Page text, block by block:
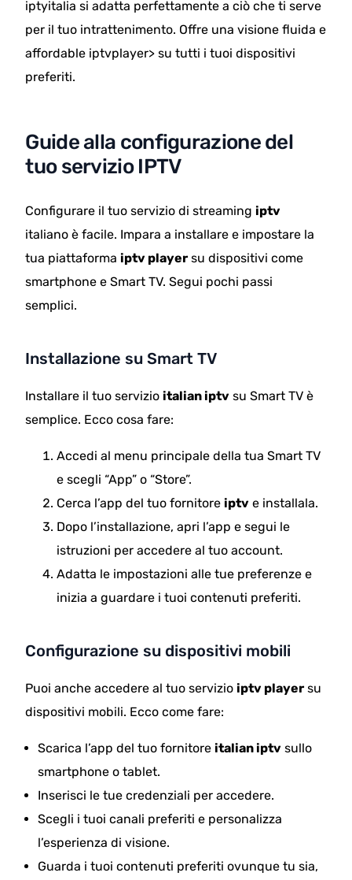
iptyitalia si adatta perfettamente a ciò che ti serve
per il tuo intrattenimento. Offre una visione fluida e
affordable iptvplayer> su tutti i tuoi dispositivi
preferiti.
Guide alla configurazione del
tuo servizio IPTV
Configurare il tuo servizio di streaming iptv
italiano è facile. Impara a installare e impostare la
tua piattaforma iptv player su dispositivi come
smartphone e Smart TV. Segui pochi passi
semplici.
Installazione su Smart TV
Installare il tuo servizio italian iptv su Smart TV è
semplice. Ecco cosa fare:
Accedi al menu principale della tua Smart TV
e scegli “App” o “Store”.
Cerca l’app del tuo fornitore iptv e installala.
Dopo l’installazione, apri l’app e segui le
istruzioni per accedere al tuo account.
Adatta le impostazioni alle tue preferenze e
inizia a guardare i tuoi contenuti preferiti.
Configurazione su dispositivi mobili
Puoi anche accedere al tuo servizio iptv player su
dispositivi mobili. Ecco come fare:
Scarica l’app del tuo fornitore italian iptv sullo
smartphone o tablet.
Inserisci le tue credenziali per accedere.
Scegli i tuoi canali preferiti e personalizza
l’esperienza di visione.
Guarda i tuoi contenuti preferiti ovunque tu sia,